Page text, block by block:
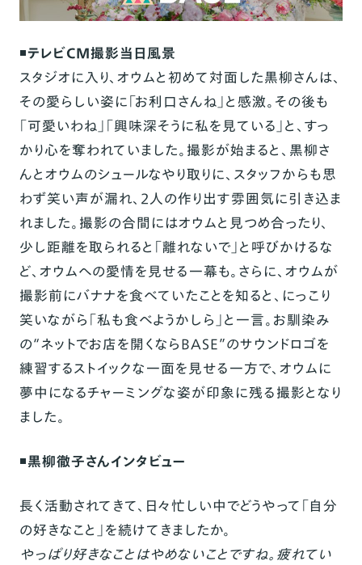
◾️テレビCM撮影当日風景
スタジオに入り、オウムと初めて対面した黒柳さんは、
その愛らしい姿に「お利口さんね」と感激。その後も
「可愛いわね」「興味深そうに私を見ている」と、すっ
かり心を奪われていました。撮影が始まると、黒柳さ
んとオウムのシュールなやり取りに、スタッフからも思
わず笑い声が漏れ、2人の作り出す雰囲気に引き込ま
れました。撮影の合間にはオウムと見つめ合ったり、
少し距離を取られると「離れないで」と呼びかけるな
ど、オウムへの愛情を見せる一幕も。さらに、オウムが
撮影前にバナナを食べていたことを知ると、にっこり
笑いながら「私も食べようかしら」と一言。お馴染み
の“ネットでお店を開くならBASE”のサウンドロゴを
練習するストイックな一面を見せる一方で、オウムに
夢中になるチャーミングな姿が印象に残る撮影となり
ました。
◾️黒柳徹子さんインタビュー
長く活動されてきて、日々忙しい中でどうやって「自分
の好きなこと」を続けてきましたか。
やっぱり好きなことはやめないことですね。疲れてい